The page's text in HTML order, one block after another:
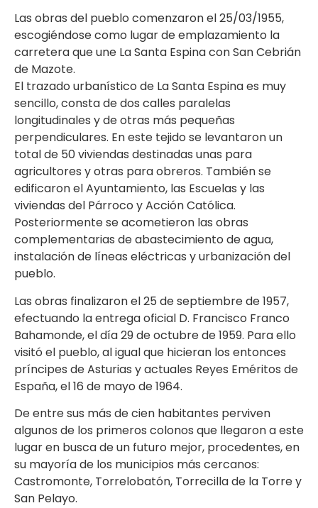
Las obras del pueblo comenzaron el 25/03/1955,
escogiéndose como lugar de emplazamiento la
carretera que une La Santa Espina con San Cebrián
de Mazote.
El trazado urbanístico de La Santa Espina es muy
sencillo, consta de dos calles paralelas
longitudinales y de otras más pequeñas
perpendiculares. En este tejido se levantaron un
total de 50 viviendas destinadas unas para
agricultores y otras para obreros. También se
edificaron el Ayuntamiento, las Escuelas y las
viviendas del Párroco y Acción Católica.
Posteriormente se acometieron las obras
complementarias de abastecimiento de agua,
instalación de líneas eléctricas y urbanización del
pueblo.
Las obras finalizaron el 25 de septiembre de 1957,
efectuando la entrega oficial D. Francisco Franco
Bahamonde, el día 29 de octubre de 1959. Para ello
visitó el pueblo, al igual que hicieran los entonces
príncipes de Asturias y actuales Reyes Eméritos de
España, el 16 de mayo de 1964.
De entre sus más de cien habitantes perviven
algunos de los primeros colonos que llegaron a este
lugar en busca de un futuro mejor, procedentes, en
su mayoría de los municipios más cercanos:
Castromonte, Torrelobatón, Torrecilla de la Torre y
San Pelayo.